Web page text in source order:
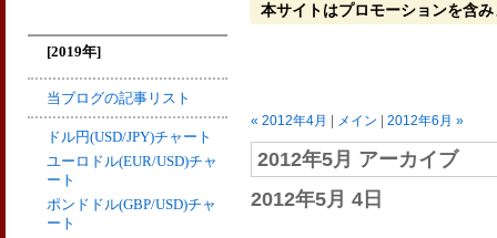
[2019年]
当ブログの記事リスト
ドル円(USD/JPY)チャート
ユーロドル(EUR/USD)チャ
ート
ポンドドル(GBP/USD)チャ
ート
本サイトはプロモーションを含み
« 2012年4月 メイン 2012年6月 »
2012年5月 アーカイブ
2012年5月 4日